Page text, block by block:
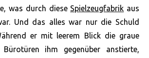
was durch diese Spielzeugfabrik aus
Und das alles war nur die Schuld
er mit leerem Blick die graue
ihm gegenüber anstierte,